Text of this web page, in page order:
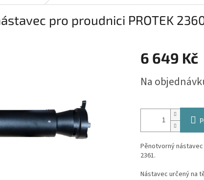
pro proudnici PROTEK
6 649 Kč
cena:
Na
Pěnotvorný nástavec
2361.
Nástavec určený na